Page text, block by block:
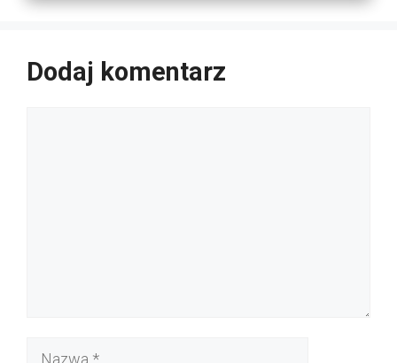
Dodaj komentarz
Nazwa